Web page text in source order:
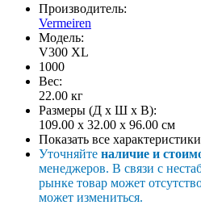
Производитель:
Vermeiren
Модель:
V300 XL
1000
Вес:
22.00 кг
Размеры (Д x Ш x В):
109.00 x 32.00 x 96.00 см
Показать все характеристики
Уточняйте наличие и
менеджеров. В связи с
рынке товар может
может измениться.